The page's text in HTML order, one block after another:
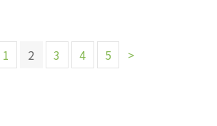
1 2 3 4 5 >